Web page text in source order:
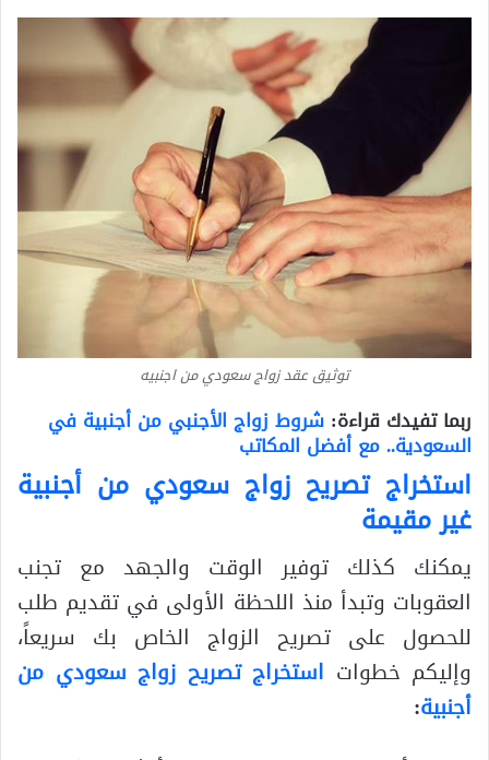
توثيق عقد زواج سعودي من اجنبيه
ربما تفيدك قراءة: شروط زواج الأجنبي من أجنبية في
السعودية.. مع أفضل المكاتب
استخراج تصريح زواج سعودي من أجنبية
غير مقيمة
يمكنك كذلك توفير الوقت والجهد مع تجنب
العقوبات وتبدأ منذ اللحظة الأولى في تقديم طلب
للحصول على تصريح الزواج الخاص بك سريعاً،
وإليكم خطوات استخراج تصريح زواج سعودي من
أجنبية: